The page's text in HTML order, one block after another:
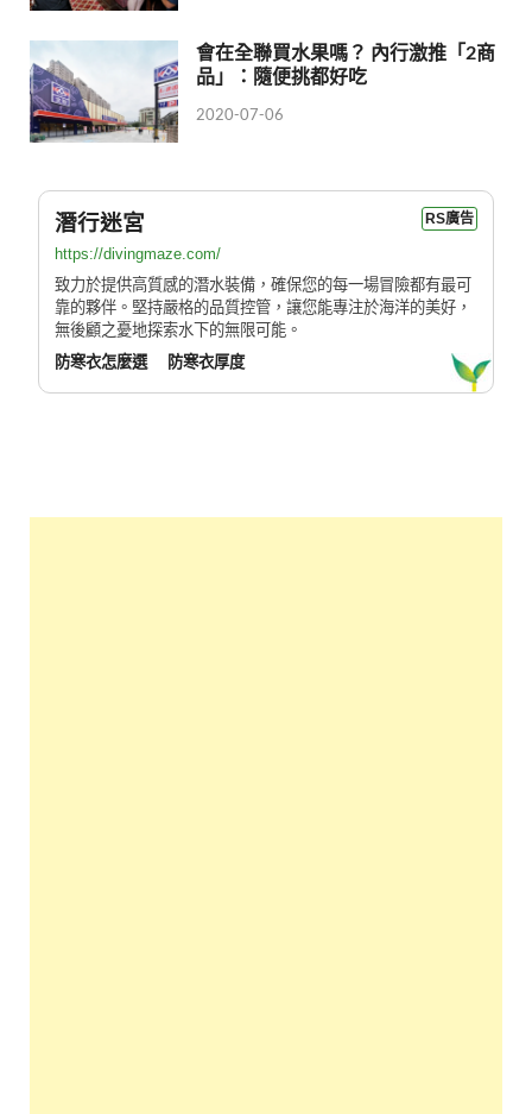
會在全聯買水果嗎？ 內行激推「2商
品」：隨便挑都好吃
2020-07-06
潛行迷宮 RS廣告
https://divingmaze.com/
致力於提供高質感的潛水裝備，確保您的每一場冒險都有最可
靠的夥伴。堅持嚴格的品質控管，讓您能專注於海洋的美好，
無後顧之憂地探索水下的無限可能。
防寒衣怎麼選
防寒衣厚度